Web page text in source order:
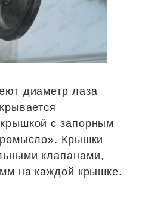
диаметр лаза
с запорным
Крышки
клапанами,
на каждой крышке.